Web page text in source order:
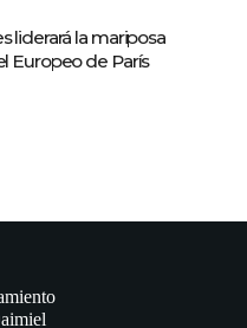
liderará la mariposa
Europeo de París